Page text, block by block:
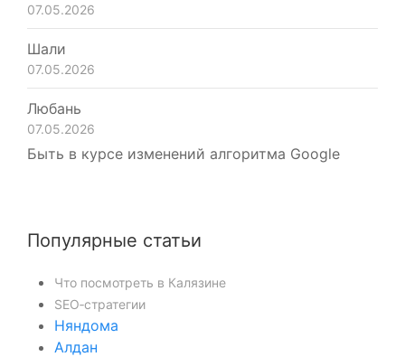
07.05.2026
Шали
07.05.2026
Любань
07.05.2026
Быть в курсе изменений алгоритма Google
Популярные статьи
Что посмотреть в Калязине
SEO‑стратегии
Няндома
Алдан